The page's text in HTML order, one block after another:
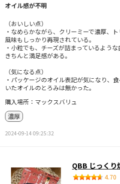
オイル感が不明
（おいしい点）
・なめらかながら、クリーミーで濃厚、
風味もしっかり再現されている。
・小粒でも、チーズが詰まっているような
きちんと満足感がある。
（気になる点）
・パッケージのオイル表記が気になり、
いたオイルのとろみは無かった。
購入場所：マックスバリュ
濃厚
2024-09-14 09:25:32
QBB じっくり
4.70